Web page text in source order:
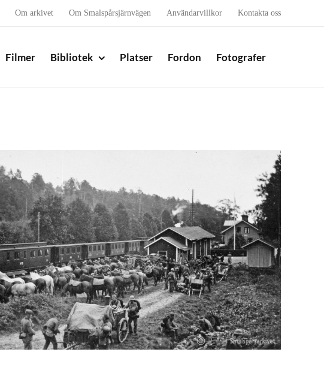
Om arkivet Om Smalspårsjärnvägen Användarvillkor Kontakta oss
Filmer Bibliotek Platser Fordon Fotografer